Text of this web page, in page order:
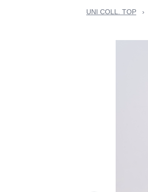
UNI COLL. TOP ›